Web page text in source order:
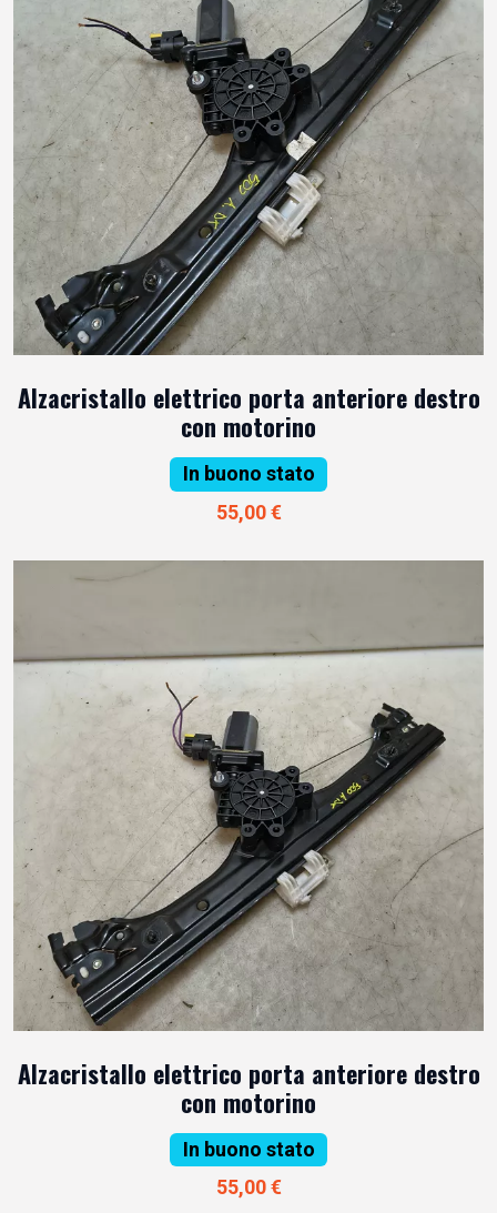
Alzacristallo elettrico porta anteriore destro
con motorino
In buono stato
55,00 €
Alzacristallo elettrico porta anteriore destro
con motorino
In buono stato
55,00 €